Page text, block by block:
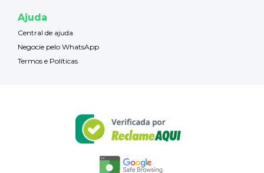
Ajuda
Central de ajuda
Negocie pelo WhatsApp
Termos e Políticas